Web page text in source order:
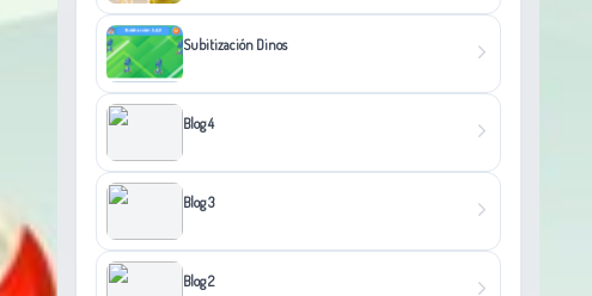
Subitización Dinos
Blog 4
Blog 3
Blog 2